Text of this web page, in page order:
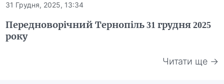
31 Грудня, 2025, 13:34
Передноворічний Тернопіль 31 грудня 2025
року
Читати ще →